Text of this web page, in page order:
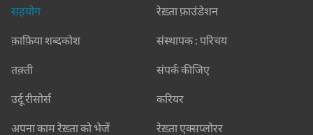
सहयोग
क़ाफ़िया शब्दकोश
तक़्ती
उर्दू रीसोर्स
अपना काम रेख़्ता को भेजें
रेख़्ता फ़ाउंडेशन
संस्थापक : परिचय
संपर्क कीजिए
करियर
रेख़्ता एक्सप्लोरर